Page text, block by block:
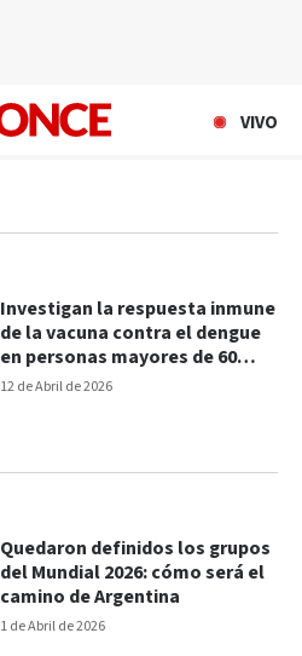
VIVO
12 de Abril de 2026
Investigan la respuesta inmune
de la vacuna contra el dengue
en personas mayores de 60
años
1 de Abril de 2026
Quedaron definidos los grupos
del Mundial 2026: cómo será el
camino de Argentina